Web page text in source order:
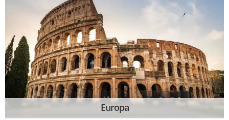
Europa